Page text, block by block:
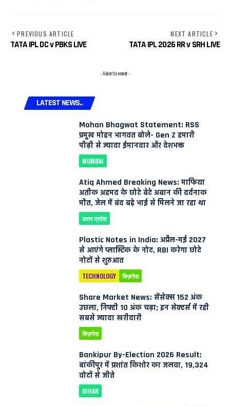
PREVIOUS ARTICLE
TATA IPL DC v PBKS LIVE
NEXT ARTICLE
TATA IPL 2026 RR v SRH LIVE
- Advertisement -
LATEST NEWS..
Mohan Bhagwat Statement: RSS
प्रमुख मोहन भागवत बोले- Gen Z हमारी
पीढ़ी से ज्यादा ईमानदार और देशभक्त
MUMBAI
Atiq Ahmed Breaking News: माफिया
अतीक अहमद के छोटे बेटे अबान की दर्दनाक
मौत, जेल में बंद बड़े भाई से मिलने जा रहा था
उत्तर प्रदेश
Plastic Notes in India: अप्रैल-मई 2027
से आएंगे प्लास्टिक के नोट, RBI करेगा छोटे
नोटों से शुरुआत
TECHNOLOGY बिज़नेस
Share Market News: सेंसेक्स 152 अंक
उछला, निफ्टी 10 अंक चढ़ा; इन सेक्टर्स में रही
सबसे ज्यादा खरीदारी
बिज़नेस
Bankipur By-Election 2026 Result:
बांकीपुर में प्रशांत किशोर का जलवा, 19,324
वोटों से जीते
BIHAR